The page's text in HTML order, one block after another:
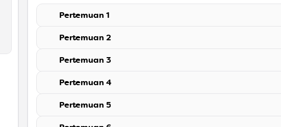
Pertemuan 1
Modul 1
01 Dialog Berbasis Peran (Role Play Challenge)
Pertemuan 2
Modul 2
02 Menjelaskan arah (Wegbeschreibung)
Pertemuan 3
Modul 3
03 Phone Simulation Game
Pertemuan 4
Modul 4
Pertemuan 5